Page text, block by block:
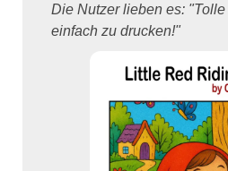
Die Nutzer lieben es:
einfach zu drucken!"